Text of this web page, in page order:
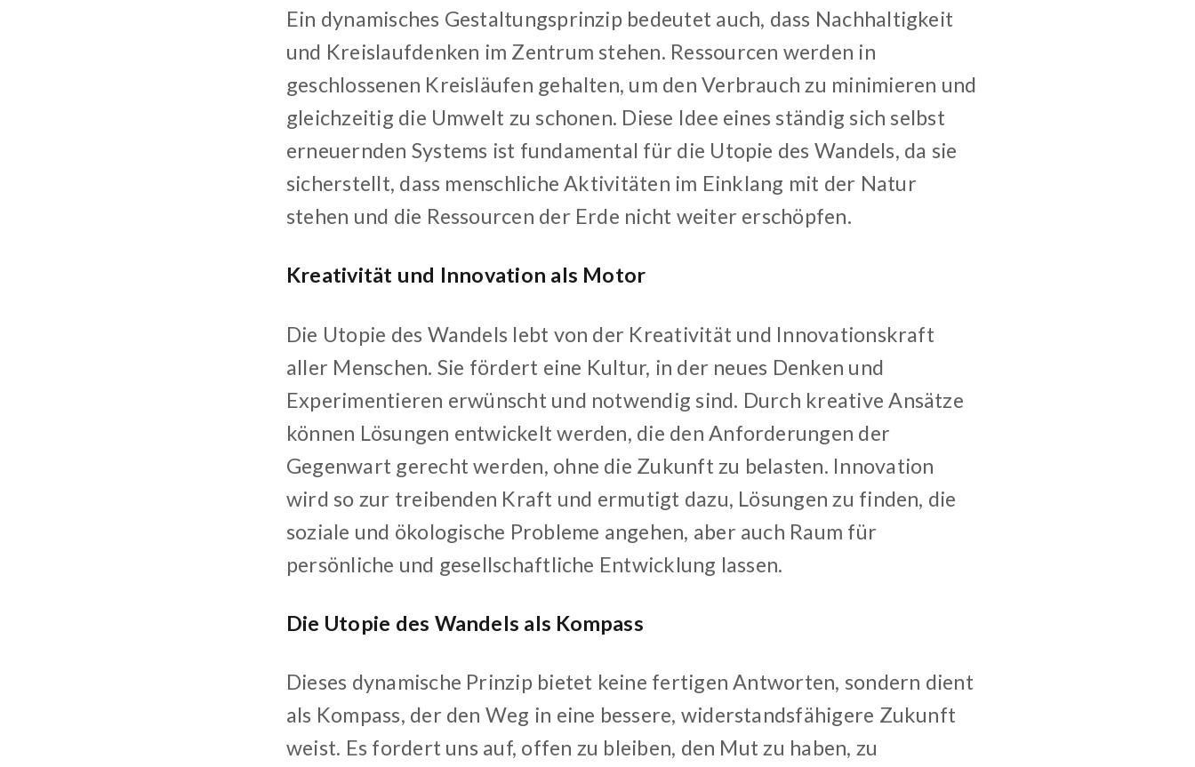
Ein dynamisches Gestaltungsprinzip bedeutet auch, dass Nachhaltigkeit
und Kreislaufdenken im Zentrum stehen. Ressourcen werden in
geschlossenen Kreisläufen gehalten, um den Verbrauch zu minimieren und
gleichzeitig die Umwelt zu schonen. Diese Idee eines ständig sich selbst
erneuernden Systems ist fundamental für die Utopie des Wandels, da sie
sicherstellt, dass menschliche Aktivitäten im Einklang mit der Natur
stehen und die Ressourcen der Erde nicht weiter erschöpfen.
Kreativität und Innovation als Motor
Die Utopie des Wandels lebt von der Kreativität und Innovationskraft
aller Menschen. Sie fördert eine Kultur, in der neues Denken und
Experimentieren erwünscht und notwendig sind. Durch kreative Ansätze
können Lösungen entwickelt werden, die den Anforderungen der
Gegenwart gerecht werden, ohne die Zukunft zu belasten. Innovation
wird so zur treibenden Kraft und ermutigt dazu, Lösungen zu finden, die
soziale und ökologische Probleme angehen, aber auch Raum für
persönliche und gesellschaftliche Entwicklung lassen.
Die Utopie des Wandels als Kompass
Dieses dynamische Prinzip bietet keine fertigen Antworten, sondern dient
als Kompass, der den Weg in eine bessere, widerstandsfähigere Zukunft
weist. Es fordert uns auf, offen zu bleiben, den Mut zu haben, zu